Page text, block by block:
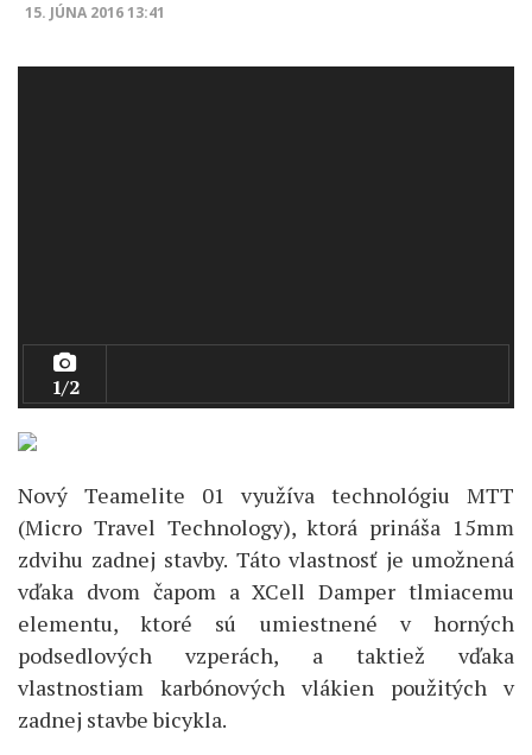
15. JÚNA 2016 13:41
1/2
Nový Teamelite 01 využíva technológiu MTT
(Micro Travel Technology), ktorá prináša 15mm
zdvihu zadnej stavby. Táto vlastnosť je umožnená
vďaka dvom čapom a XCell Damper tlmiacemu
elementu, ktoré sú umiestnené v horných
podsedlových vzperách, a taktiež vďaka
vlastnostiam karbónových vlákien použitých v
zadnej stavbe bicykla.